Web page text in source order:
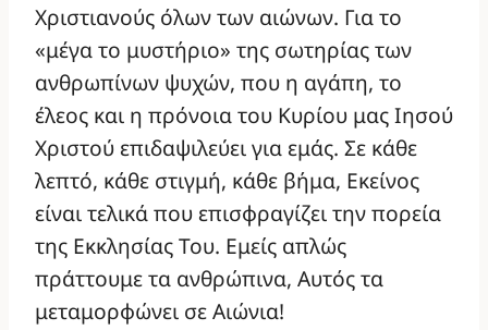
Χριστιανούς όλων των αιώνων. Για το
«μέγα το μυστήριο» της σωτηρίας των
ανθρωπίνων ψυχών, που η αγάπη, το
έλεος και η πρόνοια του Κυρίου μας Ιησού
Χριστού επιδαψιλεύει για εμάς. Σε κάθε
λεπτό, κάθε στιγμή, κάθε βήμα, Εκείνος
είναι τελικά που επισφραγίζει την πορεία
της Εκκλησίας Του. Εμείς απλώς
πράττουμε τα ανθρώπινα, Αυτός τα
μεταμορφώνει σε Αιώνια!